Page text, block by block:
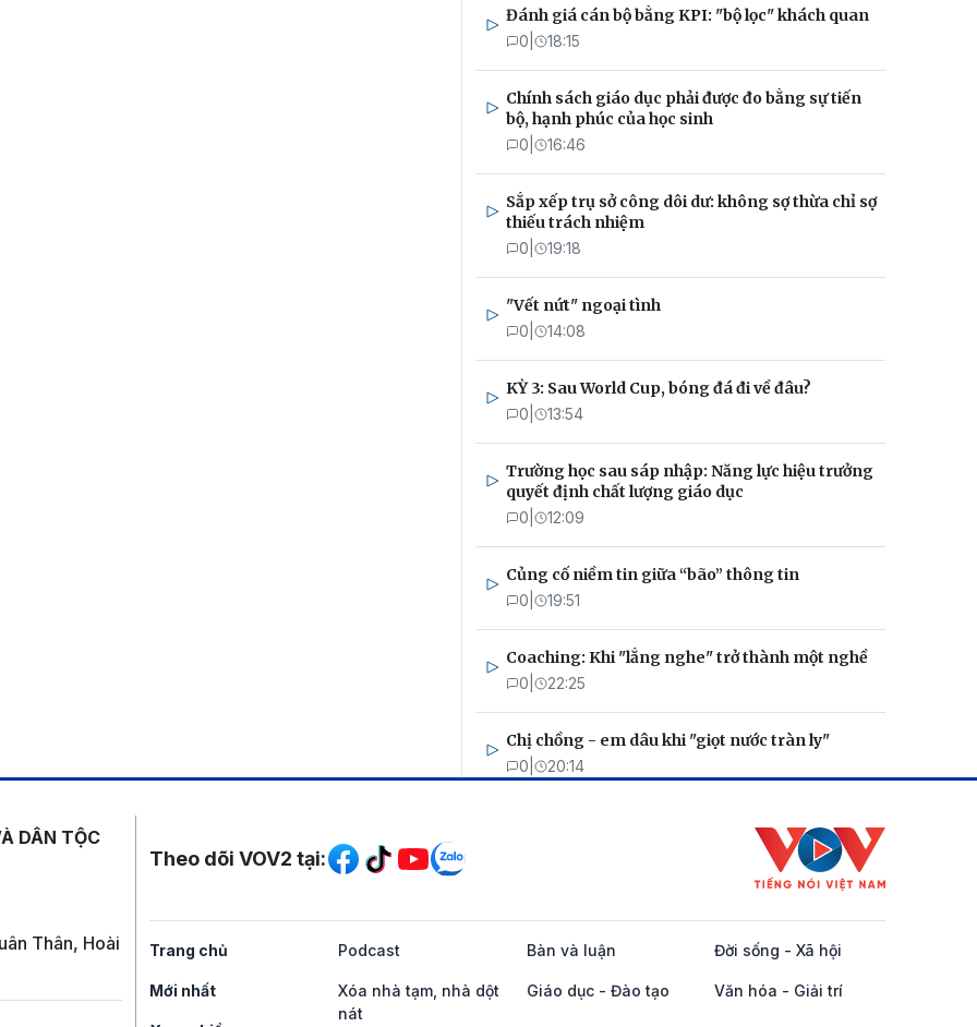
Đánh giá cán bộ bằng KPI: "bộ lọc" khách quan
0 18:15
Chính sách giáo dục phải được đo bằng sự tiến
bộ, hạnh phúc của học sinh
0 16:46
Sắp xếp trụ sở công dôi dư: không sợ thừa chỉ sợ
thiếu trách nhiệm
0 19:18
"Vết nứt" ngoại tình
0 14:08
KỲ 3: Sau World Cup, bóng đá đi về đâu?
0 13:54
Trường học sau sáp nhập: Năng lực hiệu trưởng
quyết định chất lượng giáo dục
0 12:09
Củng cố niềm tin giữa “bão” thông tin
0 19:51
Coaching: Khi "lắng nghe" trở thành một nghề
0 22:25
Chị chồng - em dâu khi "giọt nước tràn ly"
0 20:14
DÂN TỘC
Thân, Hoài
Mạng xã hội
Theo dõi VOV2 tại:
Trang chủ
Mới nhất
Podcast Bàn và luận Đời sống - Xã hội
Xóa nhà tạm, nhà dột
nát
Giáo dục - Đào tạo Văn hóa - Giải trí